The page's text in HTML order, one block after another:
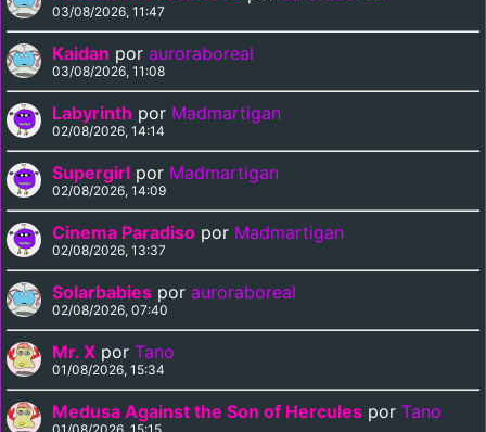
03/08/2026, 11:47
Kaidan por auroraboreal
03/08/2026, 11:08
Labyrinth por Madmartigan
02/08/2026, 14:14
Supergirl por Madmartigan
02/08/2026, 14:09
Cinema Paradiso por Madmartigan
02/08/2026, 13:37
Solarbabies por auroraboreal
02/08/2026, 07:40
Mr. X por Tano
01/08/2026, 15:34
Medusa Against the Son of Hercules por Tano